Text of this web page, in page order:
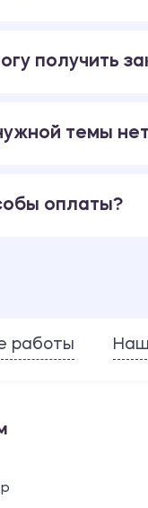
получить
темы
оплаты?
работы